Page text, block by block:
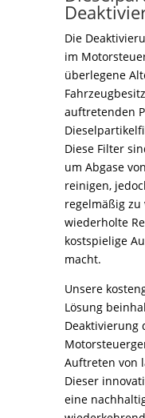
Die
im
überlegene
auftretenden
Diese Filter
um Abgase
reinigen,
regelmäßig
wiederholte
kostspielige
macht.
Unsere
Lösung
Deaktivierung
Auftreten von
Dieser
eine